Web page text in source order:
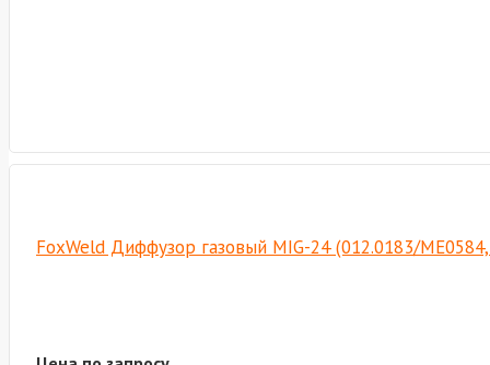
FoxWeld Диффузор газовый MIG-24 (012.0183/